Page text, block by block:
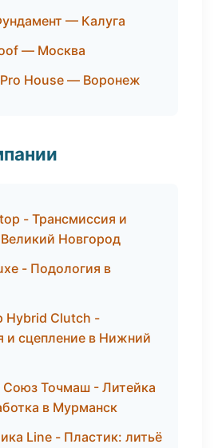
— Калуга
— Москва
House — Воронеж
- Трансмиссия и
Новгород
- Подология в
Hybrid Clutch -
и сцепление в Нижний
Точмаш - Литейка
в Мурманск
Line - Пластик: литьё